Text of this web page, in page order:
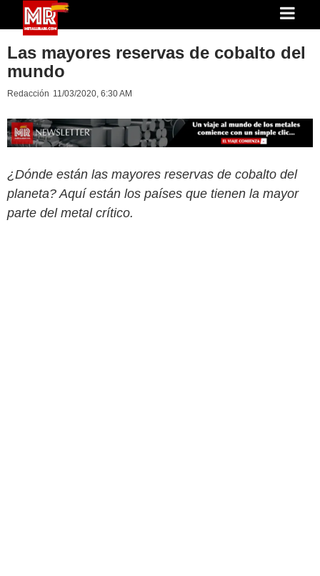
Las mayores reservas de cobalto del
mundo
Redacción 11/03/2020, 6:30 AM
¿Dónde están las mayores reservas de cobalto del
planeta? Aquí están los países que tienen la mayor
parte del metal crítico.